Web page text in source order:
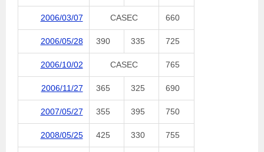
2006/03/07 CASEC 660
2006/05/28 390 335 725
2006/10/02 CASEC 765
2006/11/27 365 325 690
2007/05/27 355 395 750
2008/05/25 425 330 755